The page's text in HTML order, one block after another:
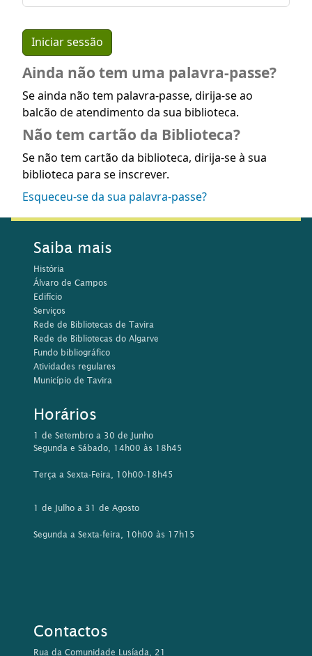
Ainda não tem uma palavra-passe?
Se ainda não tem palavra-passe, dirija-se ao
balcão de atendimento da sua biblioteca.
Não tem cartão da Biblioteca?
Se não tem cartão da biblioteca, dirija-se à sua
biblioteca para se inscrever.
Esqueceu-se da sua palavra-passe?
Saiba mais
História
Álvaro de Campos
Edifício
Serviços
Rede de Bibliotecas de Tavira
Rede de Bibliotecas do Algarve
Fundo bibliográfico
Atividades regulares
Município de Tavira
Horários
1 de Setembro a 30 de Junho
Segunda e Sábado, 14h00 às 18h45
Terça a Sexta-Feira, 10h00-18h45
1 de Julho a 31 de Agosto
Segunda a Sexta-feira, 10h00 às 17h15
Contactos
Rua da Comunidade Lusíada, 21